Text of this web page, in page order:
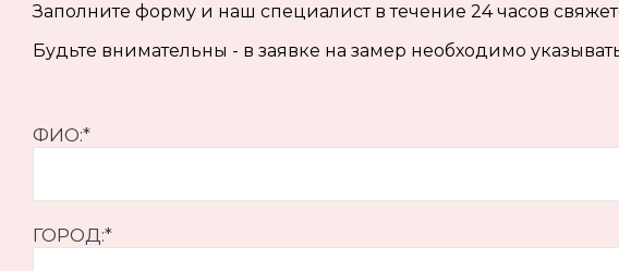
Заполните форму и наш специалист в течение 24 часов
Будьте внимательны - в заявке на замер необходимо
ФИО:*
ГОРОД:*